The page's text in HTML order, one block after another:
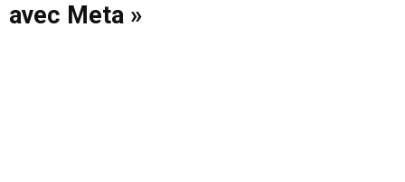
avec Meta »